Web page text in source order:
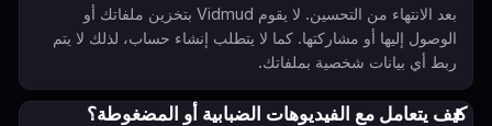
بعد الانتهاء من التحسين. لا يقوم Vidmud بتخزين ملفاتك أو
الوصول إليها أو مشاركتها. كما لا يتطلب إنشاء حساب، لذلك لا يتم
ربط أي بيانات شخصية بملفاتك.
كيف يتعامل مع الفيديوهات الضبابية أو المضغوطة؟